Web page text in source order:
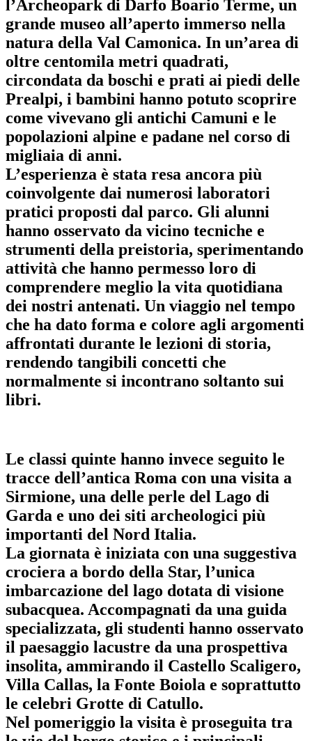
l’Archeopark di Darfo Boario Terme, un
grande museo all’aperto immerso nella
natura della Val Camonica. In un’area di
oltre centomila metri quadrati,
circondata da boschi e prati ai piedi delle
Prealpi, i bambini hanno potuto scoprire
come vivevano gli antichi Camuni e le
popolazioni alpine e padane nel corso di
migliaia di anni.
L’esperienza è stata resa ancora più
coinvolgente dai numerosi laboratori
pratici proposti dal parco. Gli alunni
hanno osservato da vicino tecniche e
strumenti della preistoria, sperimentando
attività che hanno permesso loro di
comprendere meglio la vita quotidiana
dei nostri antenati. Un viaggio nel tempo
che ha dato forma e colore agli argomenti
affrontati durante le lezioni di storia,
rendendo tangibili concetti che
normalmente si incontrano soltanto sui
libri.
Le classi quinte hanno invece seguito le
tracce dell’antica Roma con una visita a
Sirmione, una delle perle del Lago di
Garda e uno dei siti archeologici più
importanti del Nord Italia.
La giornata è iniziata con una suggestiva
crociera a bordo della Star, l’unica
imbarcazione del lago dotata di visione
subacquea. Accompagnati da una guida
specializzata, gli studenti hanno osservato
il paesaggio lacustre da una prospettiva
insolita, ammirando il Castello Scaligero,
Villa Callas, la Fonte Boiola e soprattutto
le celebri Grotte di Catullo.
Nel pomeriggio la visita è proseguita tra